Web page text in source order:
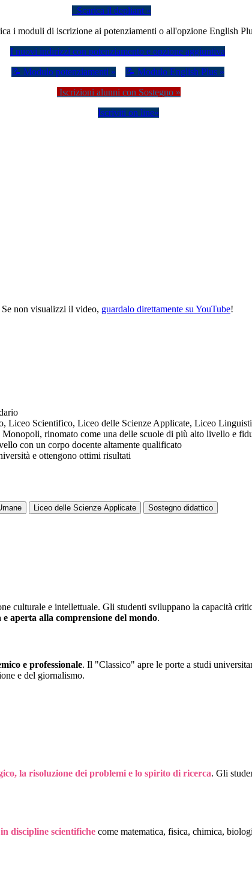
Scarica il depliant »
i moduli di iscrizione ai potenziamenti o all'opzione English
I nuovi indirizzi con potenziamento e opzione aggiuntiva
📝 Modulo potenziamenti »
📝 Modulo English Plus »
Iscrizioni alunni con Sostegno »
Iscriviti on line»
Se non visualizzi il video, guardalo direttamente su YouTube!
Scientifico, Liceo delle Scienze Applicate, Liceo
rinomato come una delle scuole di più alto livello e
con un corpo docente altamente qualificato
e ottengono ottimi risultati
Liceo delle Scienze Applicate Sostegno didattico
culturale e intellettuale. Gli studenti sviluppano la capacità
aperta alla comprensione del mondo.
e professionale. Il "Classico" apre le porte a studi
e del giornalismo.
la risoluzione dei problemi e lo spirito di ricerca. Gli
discipline scientifiche come matematica, fisica, chimica,